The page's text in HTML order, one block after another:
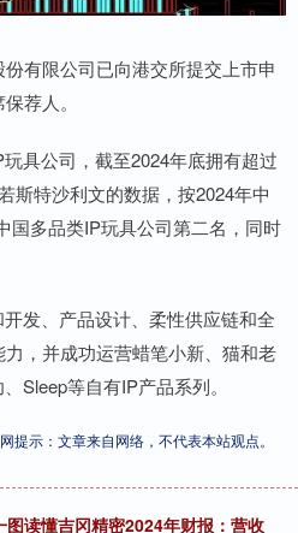
有限公司已向港交所提交上市申
荐人。
公司，截至2024年底拥有超过
斯特沙利文的数据，按2024年中
国多品类IP玩具公司第二名，同时
发、产品设计、柔性供应链和全
，并成功运营蜡笔小新、猫和老
Sleep等自有IP产品系列。
提示：文章来自网络，不代表本站观点。
图读懂吉冈精密2024年财报：营收